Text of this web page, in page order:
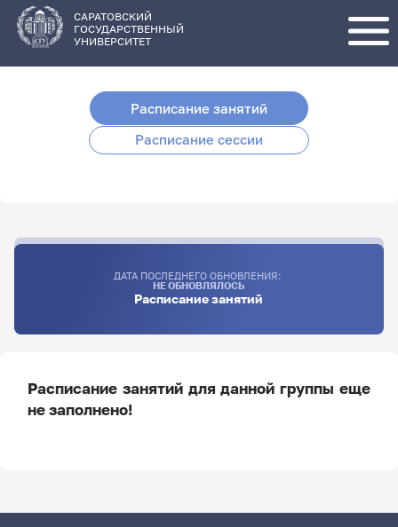
основному
содержанию
САРАТОВСКИЙ
ГОСУДАРСТВЕННЫЙ
УНИВЕРСИТЕТ
Расписание занятий
Расписание сессии
ДАТА ПОСЛЕДНЕГО ОБНОВЛЕНИЯ:
НЕ ОБНОВЛЯЛОСЬ
Расписание занятий
Расписание занятий для данной группы еще
не заполнено!